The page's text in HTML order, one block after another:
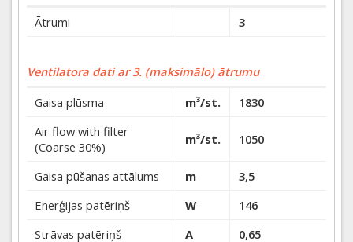
Ātrumi
3
Ventilatora dati ar 3. (maksimālo) ātrumu
Gaisa plūsma
m³/st.
1830
Air flow with filter
(Coarse 30%)
m³/st. 1050
Gaisa pūšanas attālums m
3,5
Enerģijas patēriņš
W
146
Strāvas patēriņš
A
0,65